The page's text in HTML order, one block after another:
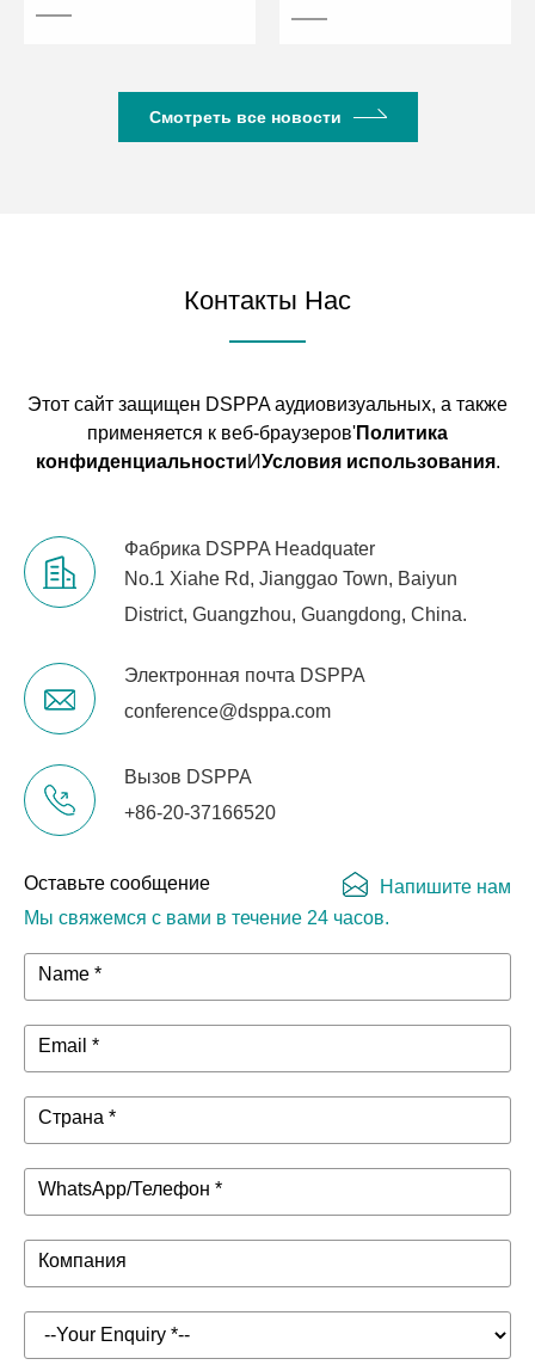
Смотреть все новости
Контакты Нас
Этот сайт защищен DSPPA аудиовизуальных, а также
применяется к веб-браузеров'Политика
конфиденциальностиИУсловия использования.
Фабрика DSPPA Headquater
No.1 Xiahe Rd, Jianggao Town, Baiyun
District, Guangzhou, Guangdong, China.
Электронная почта DSPPA
conference@dsppa.com
Вызов DSPPA
+86-20-37166520
Оставьте сообщение
Мы свяжемся с вами в течение 24 часов.
Напишите нам
Name *
Email *
Страна *
WhatsApp/Телефон *
Компания